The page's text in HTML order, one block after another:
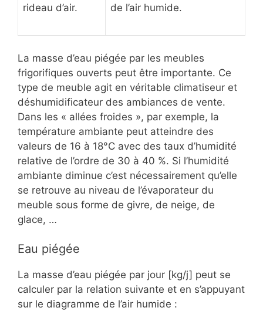
rideau d’air.
de l’air humide.
La masse d’eau piégée par les meubles
frigorifiques ouverts peut être importante. Ce
type de meuble agit en véritable climatiseur et
déshumidificateur des ambiances de vente.
Dans les « allées froides », par exemple, la
température ambiante peut atteindre des
valeurs de 16 à 18°C avec des taux d’humidité
relative de l’ordre de 30 à 40 %. Si l’humidité
ambiante diminue c’est nécessairement qu’elle
se retrouve au niveau de l’évaporateur du
meuble sous forme de givre, de neige, de
glace, …
Eau piégée
La masse d’eau piégée par jour [kg/j] peut se
calculer par la relation suivante et en s’appuyant
sur le diagramme de l’air humide :